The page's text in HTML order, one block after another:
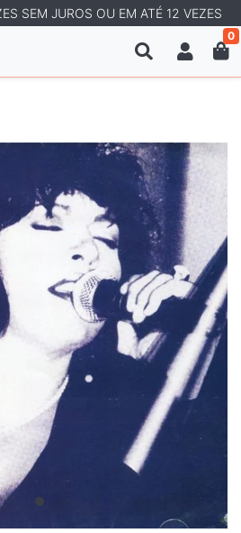
SEM JUROS OU EM ATÉ 12 VEZES
0